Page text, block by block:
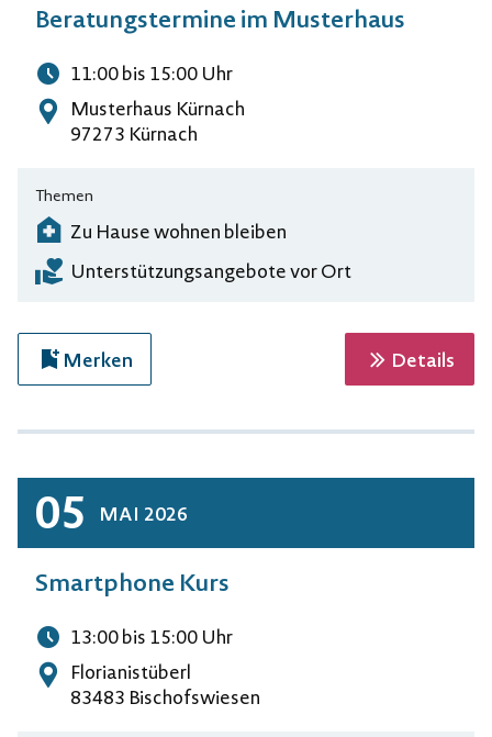
Beratungstermine im Musterhaus
Uhrzeit
11:00bis 15:00 Uhr
Adresse
Musterhaus Kürnach
97273 Kürnach
Themen
Zu Hause wohnen bleiben
Unterstützungsangebote vor Ort
Merken Details
Smartphone Kurs
05 MAI 2026
Uhrzeit
13:00bis 15:00 Uhr
Adresse
Florianistüberl
83483 Bischofswiesen